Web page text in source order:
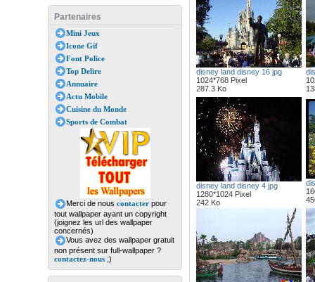
Partenaires
Mini Jeux
Icone Gif
Font Police
Top Delire
Annuaire
Actu Mobile
Cuisine du Monde
Sports de Combat
Merci de nous contacterpour
tout wallpaper ayant un copyright
(joignez les url des wallpaper
concernés)
Vous avez des wallpaper gratuit
non présent sur full-wallpaper ?
contactez-nous;)
disney land disney 16 jpg
1024*768 Pixel
287.3 Ko
disney land disney 4 jpg
1280*1024 Pixel
242 Ko